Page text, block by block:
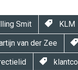
Smit KLM
van der Zee